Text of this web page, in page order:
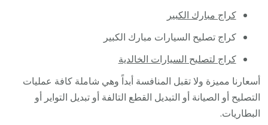
كراج مبارك الكبير
كراج تصليح السيارات مبارك الكبير
كراج لتصليح السيارات الخالدية
أسعارنا مميزة ولا تقبل المنافسة أبداً وهي شاملة كافة عمليات
التصليح أو الصيانة أو التبديل القطع التالفة أو تبديل التواير أو
البطاريات.